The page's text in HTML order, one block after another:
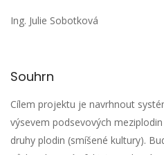
Ing. Julie Sobotková
Souhrn
Cílem projektu je navrhnout
výsevem podsevových
druhy plodin (smíšené kultury).